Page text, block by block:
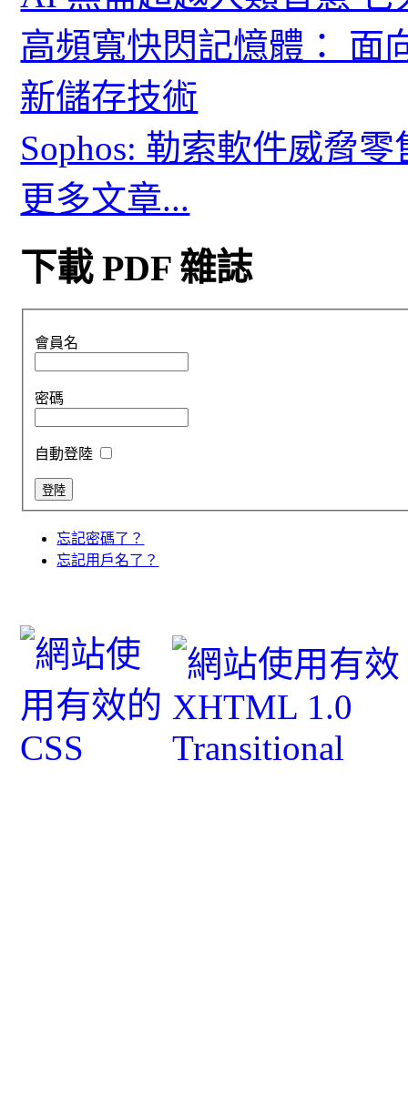
高頻寬快閃記憶體： 面
新儲存技術
Sophos: 勒索軟件威脅
更多文章...
下載 PDF 雜誌
會員名
密碼
自動登陸
忘記密碼了？
忘記用戶名了？